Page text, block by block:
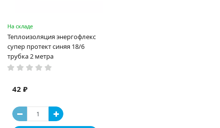
На складе
Теплоизоляция энергофлекс
супер протект синяя 18/6
трубка 2 метра
42 ₽